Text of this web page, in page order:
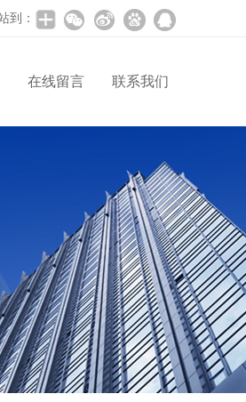
到：
在线留言 联系我们